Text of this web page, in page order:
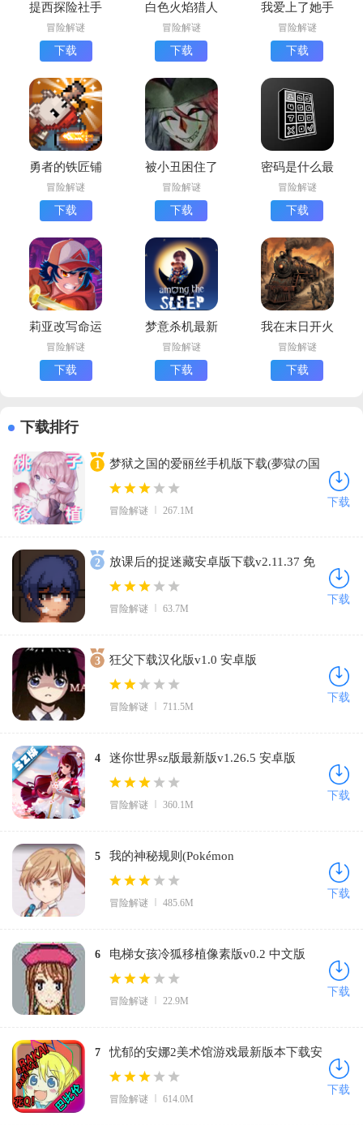
提西探险社手
机版下载
冒险解谜
下载
白色火焰猎人
手机版下载
(WhiteFlame:
The Hunter)
冒险解谜
下载
我爱上了她手
机版下载(我
喜欢上她了)
冒险解谜
下载
勇者的铁匠铺
下载最新版
冒险解谜
下载
被小丑困住了
免费版
(Trapped with
Jester)
冒险解谜
下载
密码是什么最
新版下载
冒险解谜
下载
莉亚改写命运
最新版下载
(Lia)
冒险解谜
下载
梦意杀机最新
版下载
(Among The
Sleep)
冒险解谜
下载
我在末日开火
车游戏最新版
冒险解谜
下载
下载排行
1
梦狱之国的爱丽丝手机版下载(夢獄の国
的爱丽丝)v1.0.1 官方版
冒险解谜 267.1M
下载
2
放课后的捉迷藏安卓版下载v2.11.37 免
费版
冒险解谜 63.7M
下载
3 狂父下载汉化版v1.0 安卓版
冒险解谜 711.5M
下载
4 迷你世界sz版最新版v1.26.5 安卓版
冒险解谜 360.1M
下载
5
我的神秘规则(Pokémon
UNITE)v1.12.1.1 中文版
冒险解谜 485.6M
下载
6 电梯女孩冷狐移植像素版v0.2 中文版
冒险解谜 22.9M
下载
7
忧郁的安娜2美术馆游戏最新版本下载安
装v2.0Fixed+Xtras 安卓版
冒险解谜 614.0M
下载